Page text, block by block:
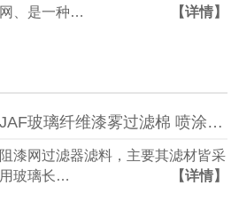
网、是一种…
【详情】
JAF玻璃纤维漆雾过滤棉 喷涂车间烤漆房
阻漆网过滤器滤料，主要其滤材皆采
用玻璃长…
【详情】